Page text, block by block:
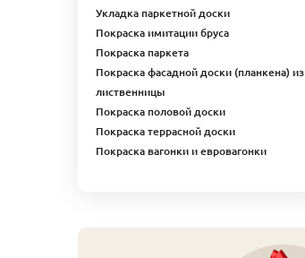
Укладка паркетной доски
Покраска имитации бруса
Покраска паркета
Покраска фасадной доски (планкена) из
лиственницы
Покраска половой доски
Покраска террасной доски
Покраска вагонки и евровагонки